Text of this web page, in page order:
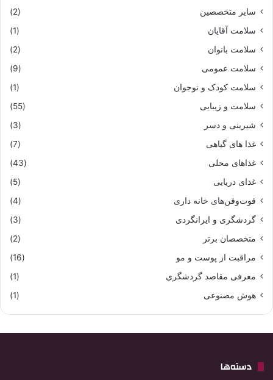
سایر متخصصین
(2)
سلامت آقایان
(1)
سلامت بانوان
(2)
سلامت عمومی
(9)
سلامت کودک و نوجوان
(1)
سلامت و زیبایی
(55)
شیرینی و دسر
(3)
غذا های گیاهی
(7)
غذاهای محلی
(43)
غذای دریایی
(5)
فوت‌وفن‌های خانه داری
(4)
گردشگری و ایرانگردی
(3)
متخصصان برتر
(2)
مراقبت از پوست و مو
(16)
معرفی مقاصد گردشگری
(1)
هوش مصنوعی
(1)
دسته‌ها